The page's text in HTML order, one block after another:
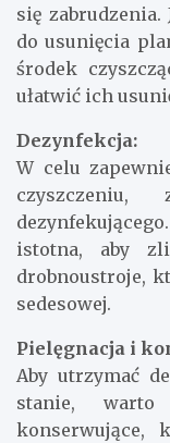
się
do usunięcia
środek
ułatwić ich
Dezynfekcja:
W celu
istotna, aby
drobnoustroje,
sedesowej.
Pielęgnacja i
Aby utrzymać
stanie, warto
konserwujące,